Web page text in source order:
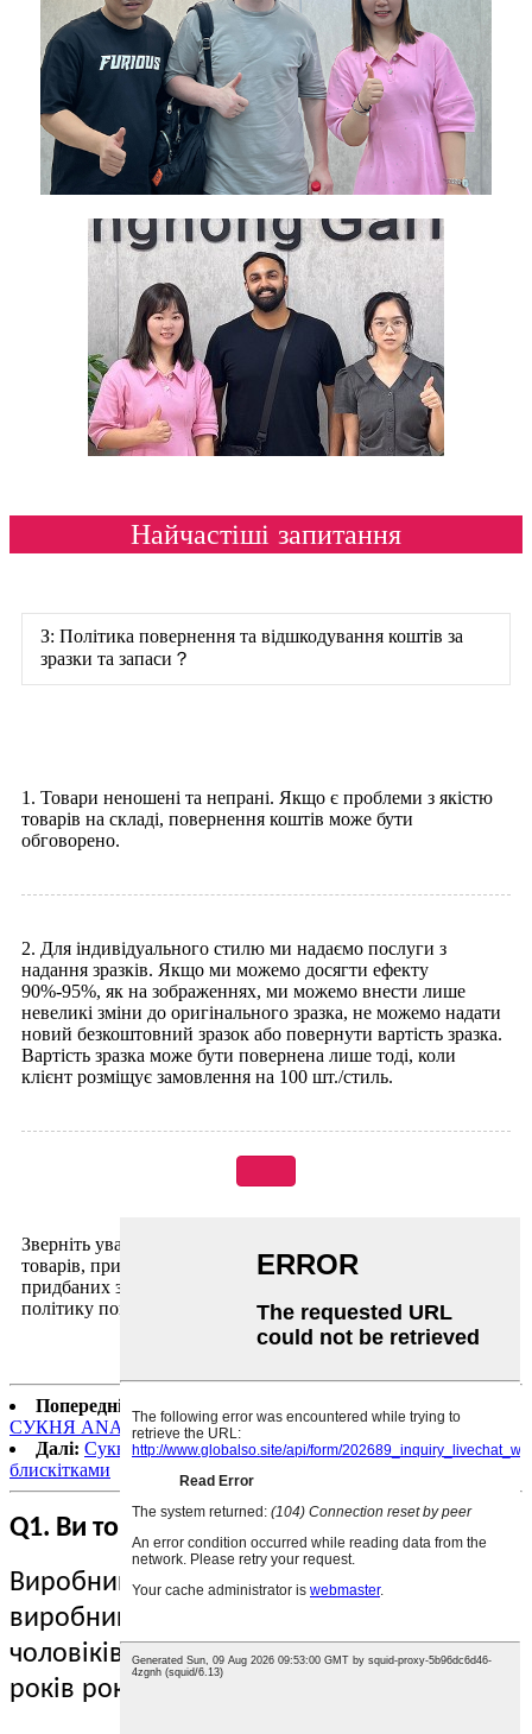
Найчастіші запитання
З: Політика повернення та відшкодування коштів за
зразки та запаси？
1. Товари неношені та непрані. Якщо є проблеми з якістю
товарів на складі, повернення коштів може бути
обговорено.
2. Для індивідуального стилю ми надаємо послуги з
надання зразків. Якщо ми можемо досягти ефекту
90%-95%, як на зображеннях, ми можемо внести лише
невеликі зміни до оригінального зразка, не можемо надати
новий безкоштовний зразок або повернути вартість зразка.
Вартість зразка може бути повернена лише тоді, коли
клієнт розміщує замовлення на 100 шт./стиль.
Зверніть увагу, що ця політика застосовується лише до
товарів, придбаних вами на Сайтах. Для товарів,
придбаних з інших джерел, вам потрібно буде перевірити
політику повернення відповідних
Попередній:
СУКНЯ ANASTASIA
Далі: Сукня Jewel Formal з високим розрізом та
блискітками
Q1. Ви торгова компанія чи виробник?
Виробник, ми є професійним
виробником для жінок та
чоловіків одяг для осіб старше 16
років роки.